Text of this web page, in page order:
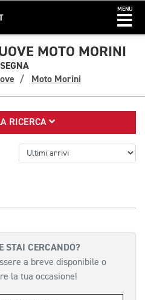
MENU
MOTO MORINI
Moto Morini
RICERCA
STAI CERCANDO?
a breve disponibile o
la tua occasione!